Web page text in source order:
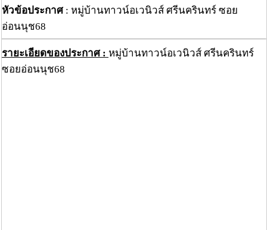
หัวข้อประกาศ: หมู่บ้านทาวน์อเวนิวส์ ศรีนครินทร์ ซอย
อ่อนนุช68
รายะเอียดของประกาศ : หมู่บ้านทาวน์อเวนิวส์ ศรีนครินทร์
ซอยอ่อนนุช68